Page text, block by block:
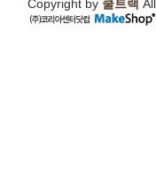
Copyright by 쿨트랙